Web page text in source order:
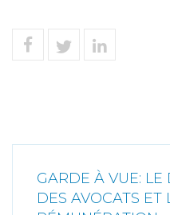
GARDE À VUE: LE
DES AVOCATS